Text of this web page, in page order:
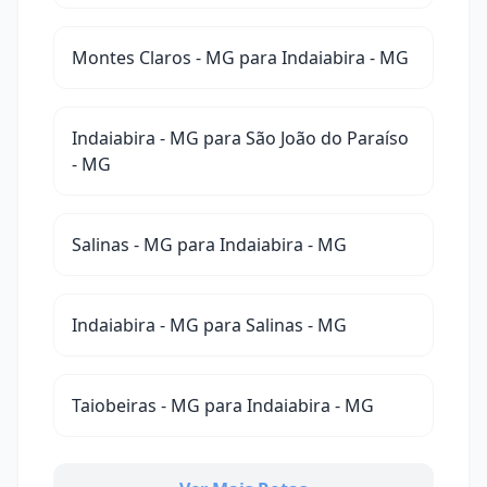
Montes Claros - MG para Indaiabira - MG
Indaiabira - MG para São João do Paraíso
- MG
Salinas - MG para Indaiabira - MG
Indaiabira - MG para Salinas - MG
Taiobeiras - MG para Indaiabira - MG